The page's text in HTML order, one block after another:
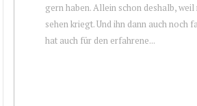
gern haben. Allein schon deshalb,
sehen kriegt. Und ihn dann auch noch
hat auch für den erfahrene...